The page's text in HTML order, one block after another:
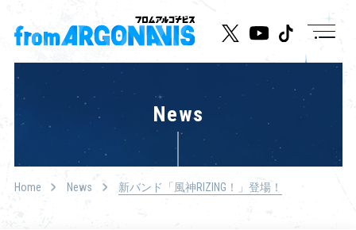
Live/Event
Character
Cast
News
Home News 新バンド「風神RIZING！」登場！